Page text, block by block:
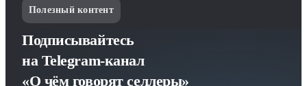
Полезный контент
Подписывайтесь
на Telegram-канал
«О чём говорят селлеры»